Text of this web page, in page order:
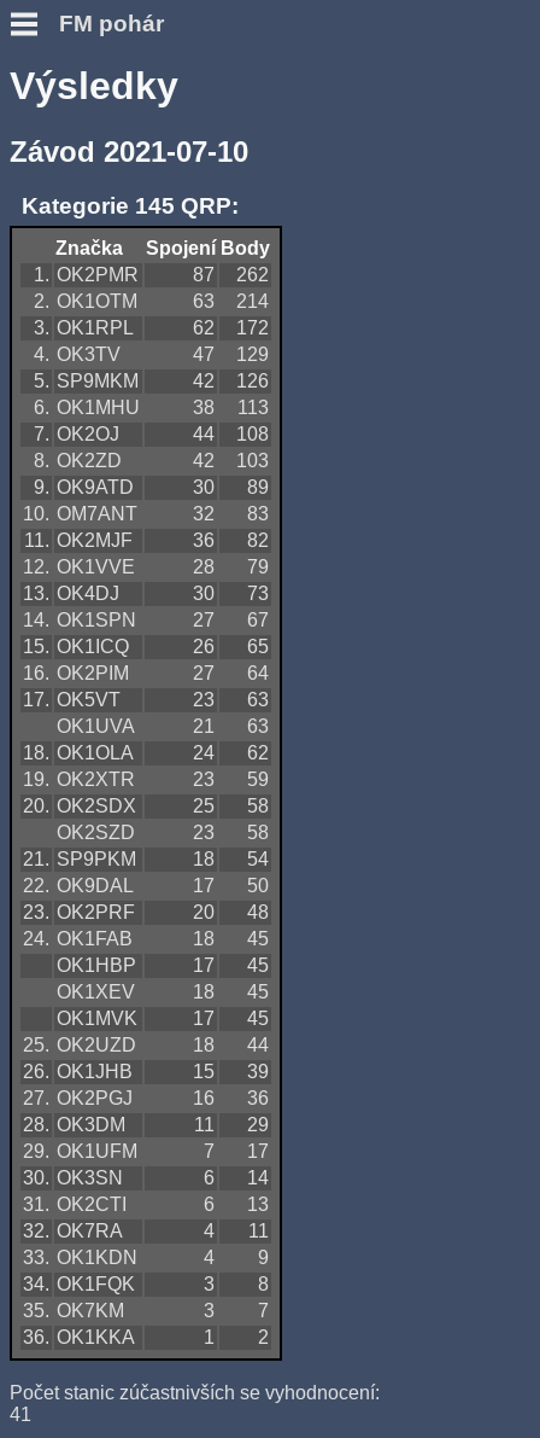
FM pohár
Výsledky
Závod 2021-07-10
Kategorie 145 QRP:
Značka Spojení Body
1. OK2PMR 87
262
2. OK1OTM 63
214
3. OK1RPL 62
172
4. OK3TV 47
129
5. SP9MKM 42
126
6. OK1MHU 38
113
7. OK2OJ 44
108
8. OK2ZD 42
103
9. OK9ATD 30
89
10. OM7ANT 32
83
11. OK2MJF 36
82
12. OK1VVE 28
79
13. OK4DJ 30
73
14. OK1SPN 27
67
15. OK1ICQ 26
65
16. OK2PIM 27
64
17. OK5VT 23
63
OK1UVA
21
63
18. OK1OLA 24
62
19. OK2XTR 23
59
20. OK2SDX 25
58
OK2SZD
23
58
21. SP9PKM 18
54
22. OK9DAL 17
50
23. OK2PRF 20
48
24. OK1FAB 18
45
OK1HBP
17
45
OK1XEV
18
45
OK1MVK
17
45
25. OK2UZD 18
44
26. OK1JHB 15
39
27. OK2PGJ 16
36
28. OK3DM 11
29
29. OK1UFM 7
17
30. OK3SN 6
14
31. OK2CTI 6
13
32. OK7RA 4
11
33. OK1KDN 4
9
34. OK1FQK 3
8
35. OK7KM 3
7
36. OK1KKA 1 2
Počet stanic zúčastnivších se vyhodnocení:
41